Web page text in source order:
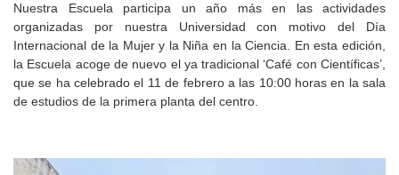
Nuestra Escuela participa un año más en las actividades
organizadas por nuestra Universidad con motivo del Día
Internacional de la Mujer y la Niña en la Ciencia. En esta edición,
la Escuela acoge de nuevo el ya tradicional ‘Café con Científicas’,
que se ha celebrado el 11 de febrero a las 10:00 horas en la sala
de estudios de la primera planta del centro.